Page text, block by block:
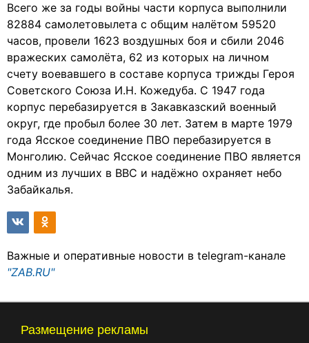
Всего же за годы войны части корпуса выполнили
82884 самолетовылета с общим налётом 59520
часов, провели 1623 воздушных боя и сбили 2046
вражеских самолёта, 62 из которых на личном
счету воевавшего в составе корпуса трижды Героя
Советского Союза И.Н. Кожедуба. С 1947 года
корпус перебазируется в Закавказский военный
округ, где пробыл более 30 лет. Затем в марте 1979
года Ясское соединение ПВО перебазируется в
Монголию. Сейчас Ясское соединение ПВО является
одним из лучших в ВВС и надёжно охраняет небо
Забайкалья.
Важные и оперативные новости в telegram-канале
"ZAB.RU"
Размещение рекламы